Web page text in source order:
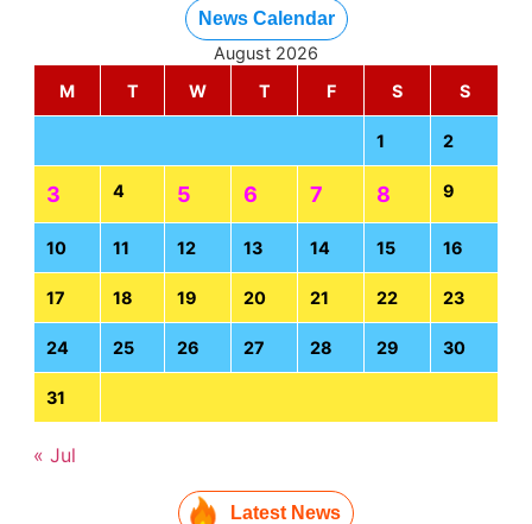
News Calendar
August 2026
M
T W T F S S
1 2
3 4 5 6 7 8 9
10 11 12 13 14 15 16
17 18 19 20 21 22 23
24 25 26 27 28 29 30
31
« Jul
Latest News